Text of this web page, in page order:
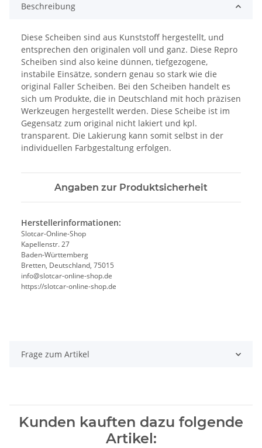
Beschreibung
Diese Scheiben sind aus Kunststoff hergestellt, und
entsprechen den originalen voll und ganz. Diese Repro
Scheiben sind also keine dünnen, tiefgezogene,
instabile Einsätze, sondern genau so stark wie die
original Faller Scheiben. Bei den Scheiben handelt es
sich um Produkte, die in Deutschland mit hoch präzisen
Werkzeugen hergestellt werden. Diese Scheibe ist im
Gegensatz zum original nicht lakiert und kpl.
transparent. Die Lakierung kann somit selbst in der
individuellen Farbgestaltung erfolgen.
Angaben zur Produktsicherheit
Herstellerinformationen:
Slotcar-Online-Shop
Kapellenstr. 27
Baden-Württemberg
Bretten, Deutschland, 75015
info@slotcar-online-shop.de
https://slotcar-online-shop.de
Frage zum Artikel
Kunden kauften dazu folgende
Artikel: